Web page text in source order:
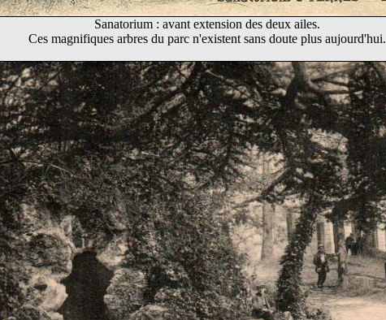
Sanatorium : avant extension des deux ailes.
Ces magnifiques arbres du parc n'existent sans doute plus aujourd'hui.